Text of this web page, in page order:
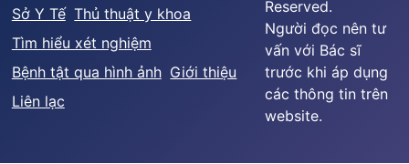
Sở Y Tế Thủ thuật y khoa
Tìm hiểu xét nghiệm
Bệnh tật qua hình ảnh Giới thiệu
Liên lạc
Reserved.
Người đọc nên tư
vấn với Bác sĩ
trước khi áp dụng
các thông tin trên
website.